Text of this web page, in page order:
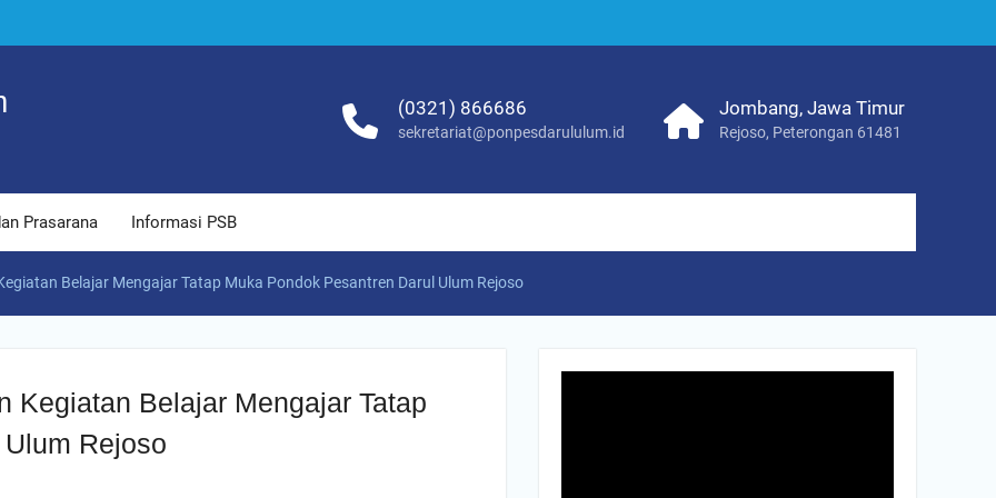
(0321) 866686
sekretariat@ponpesdarululum.id
Jombang, Jawa Timur
Rejoso, Peterongan 61481
Prasarana Informasi PSB
Belajar Mengajar Tatap Muka Pondok Pesantren Darul Ulum Rejoso
Kegiatan Belajar Mengajar Tatap
Rejoso